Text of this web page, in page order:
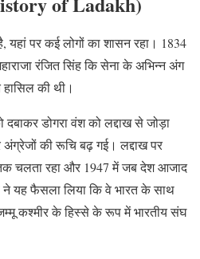
यहां पर कई लोगों का शासन रहा। 1834
रंजित सिंह कि सेना के अभिन्न अंग
हासिल की थी।
डोगरा वंश को लद्दाख से जोड़ा
की रूचि बढ़ गई। लद्दाख पर
चलता रहा और 1947 में जब देश आजाद
ने यह फैसला लिया कि वे भारत के साथ
कश्मीर के हिस्से के रूप में भारतीय संघ